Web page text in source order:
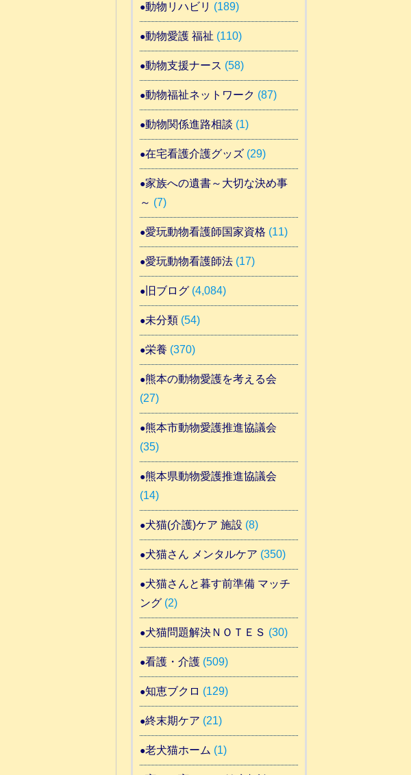
動物リハビリ (189)
動物愛護 福祉 (110)
動物支援ナース (58)
動物福祉ネットワーク (87)
動物関係進路相談 (1)
在宅看護介護グッズ(29)
家族への遺書～大切な決め事
～ (7)
愛玩動物看護師国家資格 (11)
愛玩動物看護師法(17)
旧ブログ(4,084)
未分類(54)
栄養 (370)
熊本の動物愛護を考える会
(27)
熊本市動物愛護推進協議会
(35)
熊本県動物愛護推進協議会
(14)
犬猫(介護)ケア 施設 (8)
犬猫さん メンタルケア (350)
犬猫さんと暮す前準備 マッチ
ング(2)
犬猫問題解決ＮＯＴＥＳ (30)
看護・介護(509)
知恵ブクロ (129)
終末期ケア (21)
老犬猫ホーム (1)